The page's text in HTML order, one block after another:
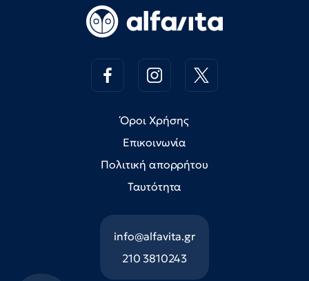
Όροι Χρήσης
Επικοινωνία
Πολιτική απορρήτου
Ταυτότητα
info@alfavita.gr
210 3810243